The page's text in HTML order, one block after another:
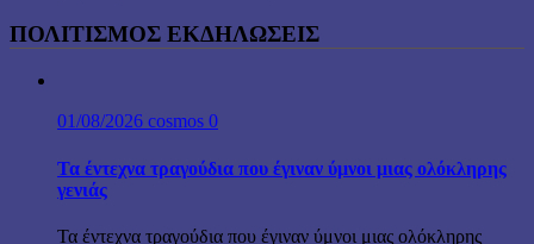
ΠΟΛΙΤΙΣΜΟΣ ΕΚΔΗΛΩΣΕΙΣ
01/08/2026 cosmos 0
Τα έντεχνα τραγούδια που έγιναν ύμνοι μιας ολόκληρης
γενιάς
Τα έντεχνα τραγούδια που έγιναν ύμνοι μιας ολόκληρης